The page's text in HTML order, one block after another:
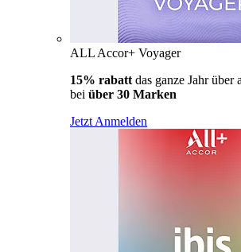
ALL Accor+ Voyager
15% rabatt das ganze Jahr
bei über 30 Marken
Jetzt Anmelden